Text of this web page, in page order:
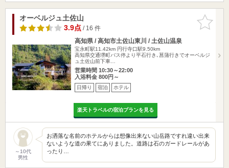
お気に入
りに追加
オーベルジュ土佐山
3.9点/ 16 件
高知県 / 高知市土佐山東川 / 土佐山温泉
宝永町駅11.42km 円行寺口駅9.50km
高知県交通堺町バス停より平石行き､菖蒲行きでオーベルジ
ュ土佐山前下車…
営業時間 10:30～22:00
入浴料金 800円～
日帰り 宿泊 ホテル
楽天トラベルの宿泊プランを見る
～10代
男性
お洒落な名前のホテルからは想像出来ない山岳路ですれ違い出来
ないような道の果てにありました。道路は石のガードレールがあ
ったり…